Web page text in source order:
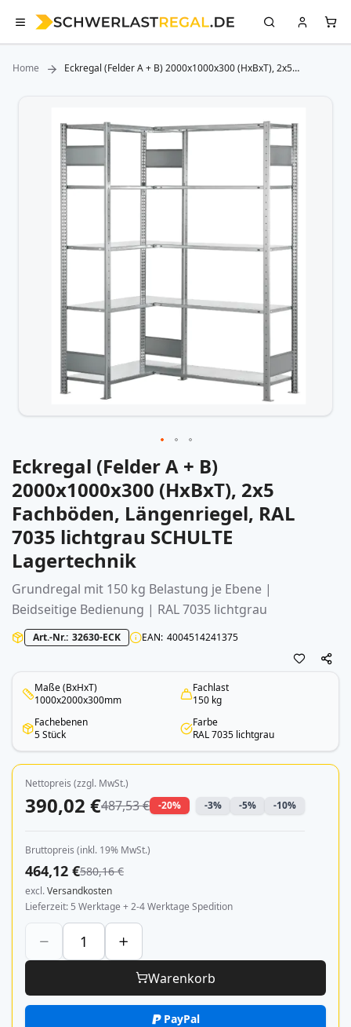
Home
Eckregal (Felder A + B) 2000x1000x300 (HxBxT), 2x5
Bildergalerie
Zum
Anfang
der
Bildergalerie
springen
Eckregal (Felder A + B)
2000x1000x300 (HxBxT), 2x5
Fachböden, Längenriegel, RAL
7035 lichtgrau SCHULTE
Lagertechnik
Grundregal mit 150 kg Belastung je Ebene |
Beidseitige Bedienung | RAL 7035 lichtgrau
Art.-Nr. 32630-ECK EAN 4004514241375
Maße (BxHxT)
1000x2000x300mm
Fachlast
150 kg
Fachebenen
5 Stück
Farbe
RAL 7035 lichtgrau
Nettopreis (zzgl. MwSt.)
390,02 €487,53 € -20% -3% -5% -10%
Bruttopreis (inkl. 19% MwSt.)
464,12 €580,16 €
excl.Versandkosten
Lieferzeit 5 Werktage + 2-4 Werktage Spedition
Warenkorb
PayPal